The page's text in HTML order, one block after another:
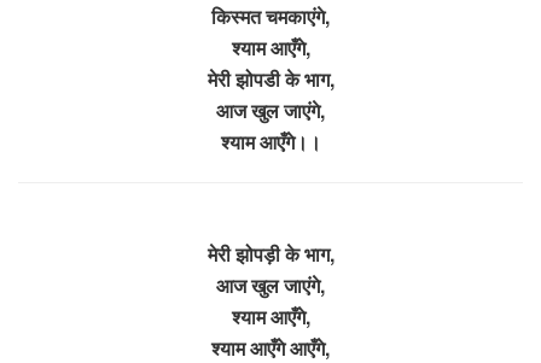
किस्मत चमकाएंगे,
श्याम आएँगे,
मेरी झोपडी के भाग,
आज खुल जाएंगे,
श्याम आएँगे।।
मेरी झोपड़ी के भाग,
आज खुल जाएंगे,
श्याम आएँगे,
श्याम आएँगे आएँगे,